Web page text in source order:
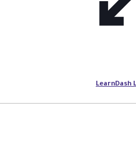
LearnDash